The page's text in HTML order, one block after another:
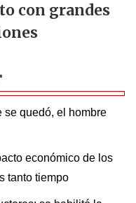
con grandes
se quedó, el hombre
económico de los
tanto tiempo